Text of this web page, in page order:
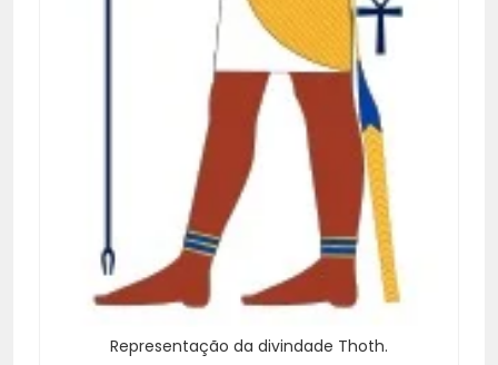
Representação da divindade Thoth.